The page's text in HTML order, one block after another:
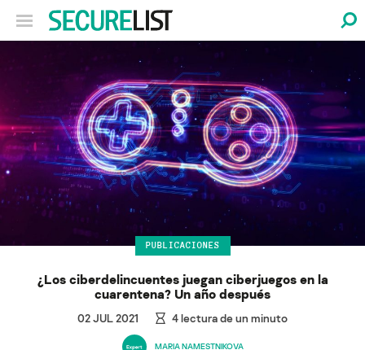
PUBLICACIONES
¿Los ciberdelincuentes juegan ciberjuegos en la
cuarentena? Un año después
02 JUL 2021 4lectura de un minuto
MARIA NAMESTNIKOVA